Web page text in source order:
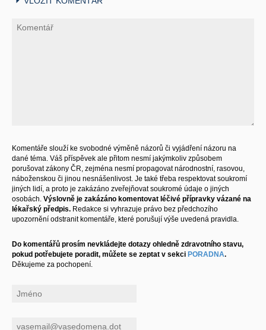
Komentáře slouží ke svobodné výměně názorů či vyjádření názoru na
dané téma. Váš příspěvek ale přitom nesmí jakýmkoliv způsobem
porušovat zákony ČR, zejména nesmí propagovat národnostní, rasovou,
náboženskou či jinou nesnášenlivost. Je také třeba respektovat soukromí
jiných lidí, a proto je zakázáno zveřejňovat soukromé údaje o jiných
osobách. Výslovně je zakázáno komentovat léčivé přípravky vázané na
lékařský předpis. Redakce si vyhrazuje právo bez předchozího
upozornění odstranit komentáře, které porušují výše uvedená pravidla.
Do komentářů prosím nevkládejte dotazy ohledně zdravotního stavu,
pokud potřebujete poradit, můžete se zeptat v sekci PORADNA.
Děkujeme za pochopení.